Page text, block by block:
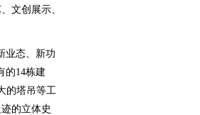
文创展示、
业态、新功
的14栋建
的塔吊等工
的立体史